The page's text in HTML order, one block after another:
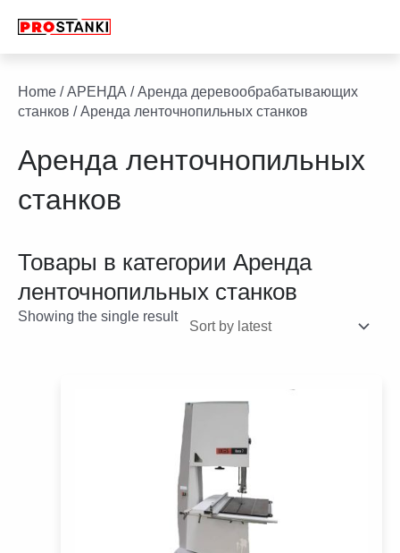
Home /АРЕНДА /Аренда деревообрабатывающих
станков / Аренда ленточнопильных станков
Аренда ленточнопильных
станков
Товары в категории Аренда
ленточнопильных станков
Showing the single result